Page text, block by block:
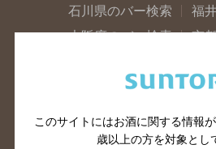
石川県のバー検索
福
大阪府のバー検索
京
滋賀県のバー検索
和歌
山口県のバー検索
鳥
このサイトにはお酒に関する情報
歳以上の方を対象とし